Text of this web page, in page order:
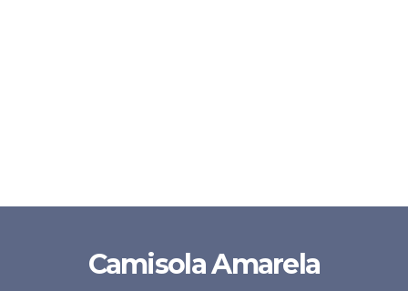
Camisola Amarela